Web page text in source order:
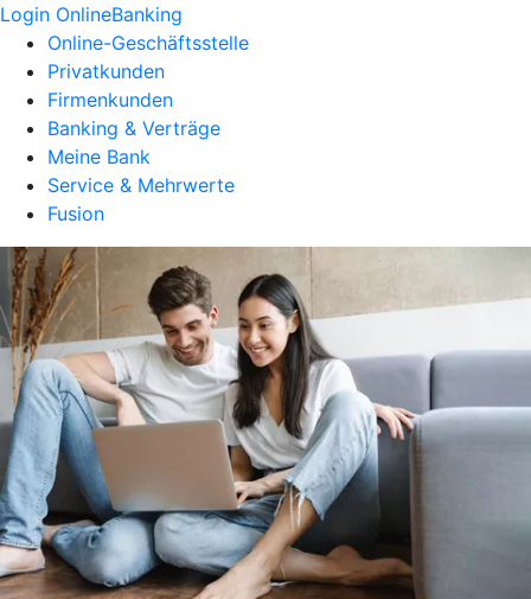
Login OnlineBanking
Online-Geschäftsstelle
Privatkunden
Firmenkunden
Banking & Verträge
Meine Bank
Service & Mehrwerte
Fusion